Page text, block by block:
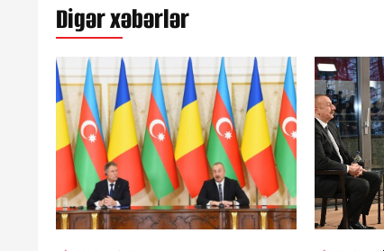
Digər xəbərlər